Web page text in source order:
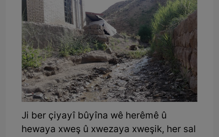
Ji ber çiyayî bûyîna wê herêmê û
hewaya xweş û xwezaya xweşik, her sal